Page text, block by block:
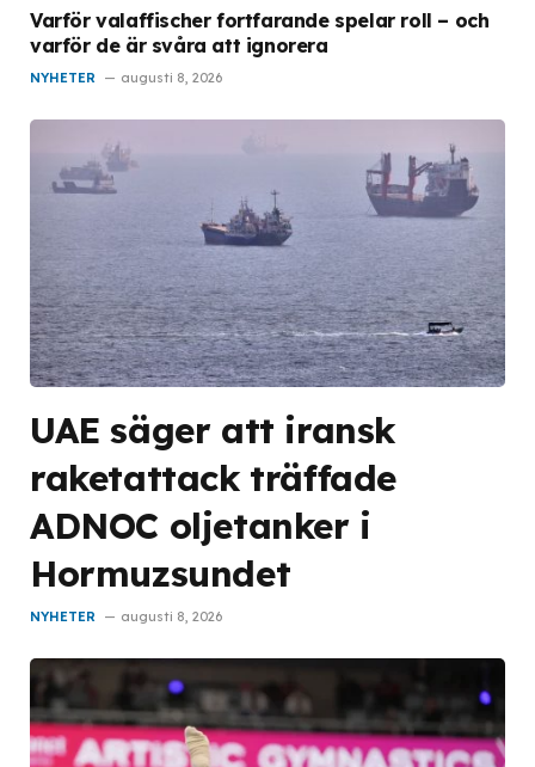
Varför valaffischer fortfarande spelar roll – och
varför de är svåra att ignorera
NYHETER augusti 8, 2026
UAE säger att iransk
raketattack träffade
ADNOC oljetanker i
Hormuzsundet
NYHETER augusti 8, 2026